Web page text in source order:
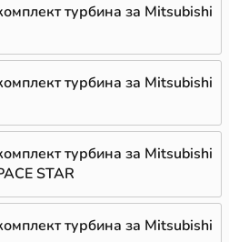
турбина за Mitsubishi
турбина за Mitsubishi
турбина за Mitsubishi
STAR
турбина за Mitsubishi